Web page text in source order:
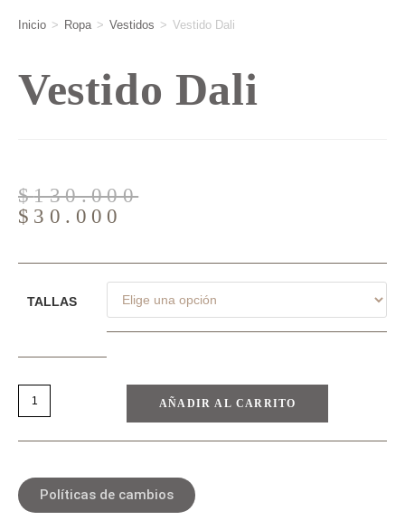
Inicio > Ropa > Vestidos > Vestido Dali
Vestido Dali
$130.000
$ 30.000
TALLAS
AÑADIR AL CARRITO
Políticas de cambios